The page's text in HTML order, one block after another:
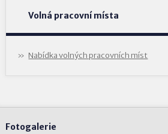
Volná pracovní místa
Nabídka volných pracovních míst
Fotogalerie